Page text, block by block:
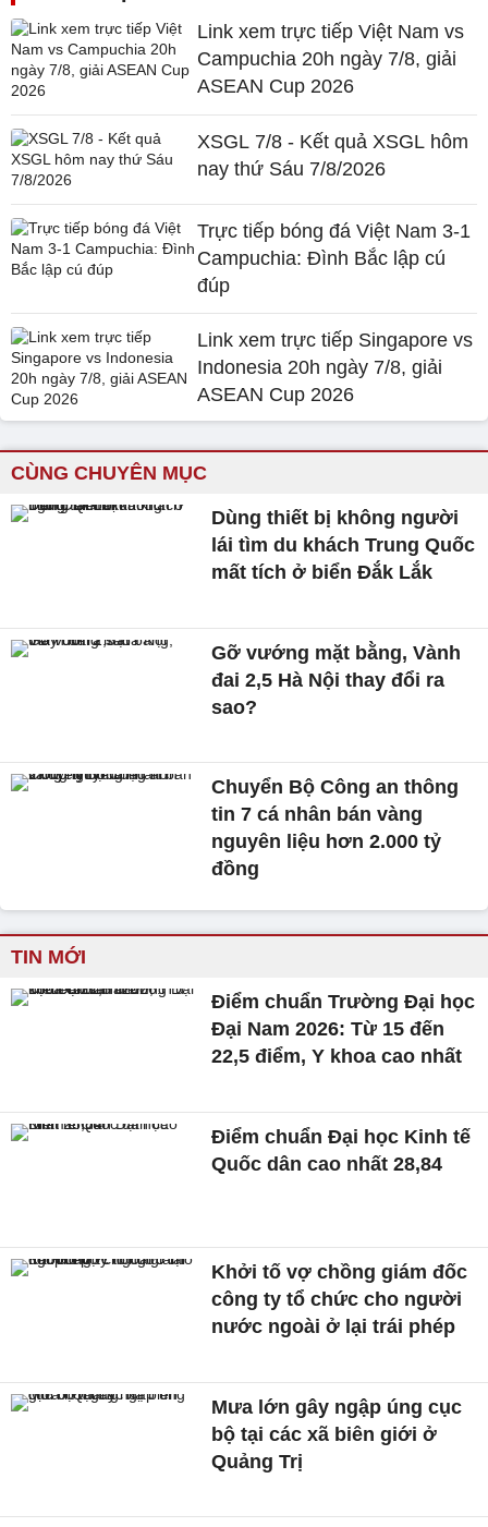
Link xem trực tiếp Việt Nam vs
Campuchia 20h ngày 7/8, giải
ASEAN Cup 2026
XSGL 7/8 - Kết quả XSGL hôm
nay thứ Sáu 7/8/2026
Trực tiếp bóng đá Việt Nam 3-1
Campuchia: Đình Bắc lập cú
đúp
Link xem trực tiếp Singapore vs
Indonesia 20h ngày 7/8, giải
ASEAN Cup 2026
CÙNG CHUYÊN MỤC
Dùng thiết bị không người
lái tìm du khách Trung Quốc
mất tích ở biển Đắk Lắk
Gỡ vướng mặt bằng, Vành
đai 2,5 Hà Nội thay đổi ra
sao?
Chuyển Bộ Công an thông
tin 7 cá nhân bán vàng
nguyên liệu hơn 2.000 tỷ
đồng
TIN MỚI
Điểm chuẩn Trường Đại học
Đại Nam 2026: Từ 15 đến
22,5 điểm, Y khoa cao nhất
Điểm chuẩn Đại học Kinh tế
Quốc dân cao nhất 28,84
Khởi tố vợ chồng giám đốc
công ty tổ chức cho người
nước ngoài ở lại trái phép
Mưa lớn gây ngập úng cục
bộ tại các xã biên giới ở
Quảng Trị